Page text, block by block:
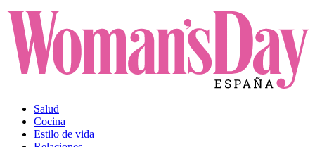
Salud
Cocina
Estilo de vida